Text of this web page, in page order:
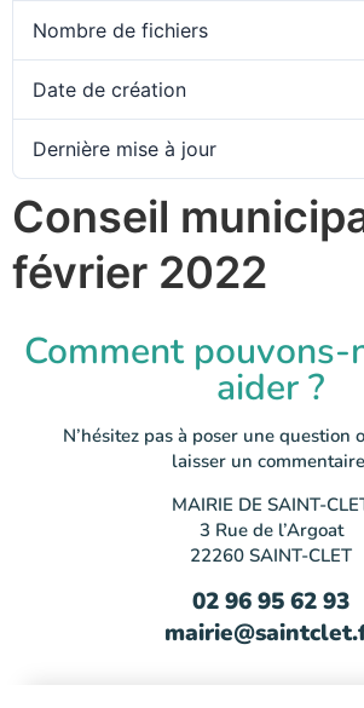
Nombre de fichiers
Date de création
Dernière mise à jour
Conseil
février 2022
Comment pouvons-
aider ?
N’hésitez pas à poser une question
laisser un
MAIRIE DE SAINT-
3 Rue de l’Argoat
22260 SAINT-CLET
02 96 95 62 93